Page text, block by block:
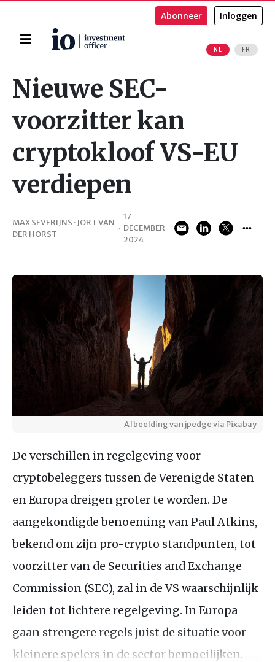
Home
NL FR
Abonneer Inloggen
Nieuwe SEC-
voorzitter kan
cryptokloof VS-EU
verdiepen
MAX SEVERIJNS · JORT VAN
DER HORST
·
17
DECEMBER
2024
Afbeelding van jpedge via Pixabay
De verschillen in regelgeving voor
cryptobeleggers tussen de Verenigde Staten
en Europa dreigen groter te worden. De
aangekondigde benoeming van Paul Atkins,
bekend om zijn pro-crypto standpunten, tot
voorzitter van de Securities and Exchange
Commission (SEC), zal in de VS waarschijnlijk
leiden tot lichtere regelgeving. In Europa
gaan strengere regels juist de situatie voor
kleinere spelers in de sector bemoeilijken.